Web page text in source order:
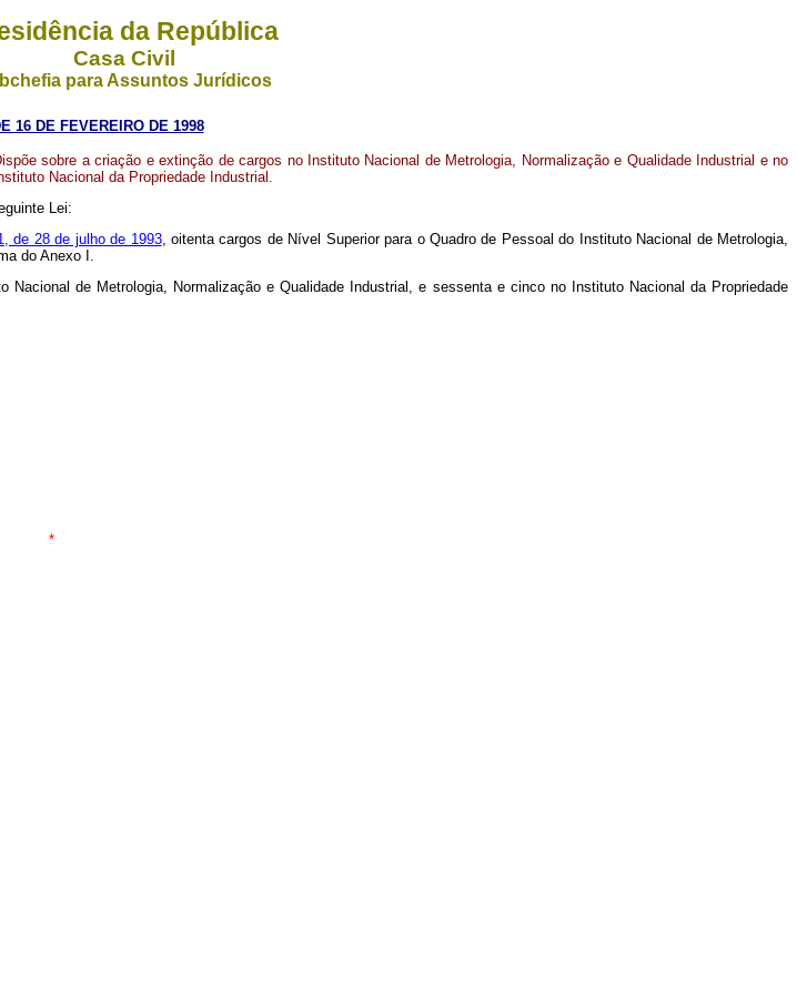
da República
Casa Civil
para Assuntos Jurídicos
16 DE FEVEREIRO DE 1998
sobre a criação e extinção de cargos no Instituto Nacional de Metrologia, Normalização e Qualidade Industrial e no
Nacional da Propriedade Industrial.
Lei:
de 28 de julho de 1993, oitenta cargos de Nível Superior para o Quadro de Pessoal do Instituto Nacional de Metrologia,
do Anexo I.
de Metrologia, Normalização e Qualidade Industrial, e sessenta e cinco no Instituto Nacional da Propriedade
*